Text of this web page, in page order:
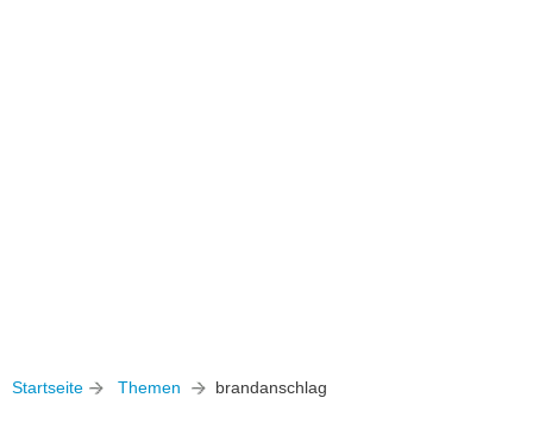
Startseite Themen brandanschlag